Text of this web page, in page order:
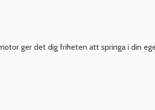
ger det dig friheten att springa i din